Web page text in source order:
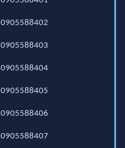
0905588402
0905588403
0905588404
0905588405
0905588406
0905588407